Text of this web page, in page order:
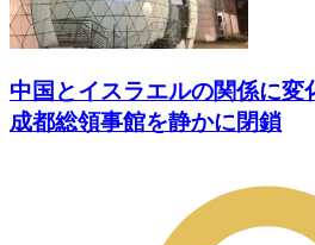
中国とイスラエルの関係に
成都総領事館を静かに閉鎖